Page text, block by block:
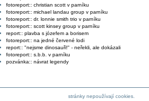
fotoreport:: christian scott v parníku
fotoreport:: michael landau group v parníku
fotoreport:: dr. lonnie smith trio v parníku
fotoreport:: scott kinsey group v parníku
report:: plavba s józefem a borisem
fotoreport:: na jedné červené lodi
report:: "nejsme dinosauři!" - neřekli, ale dokázali
fotoreport:: s.b.b. v parníku
pozvánka:: návrat legendy
stránky nepoužívají cookies.